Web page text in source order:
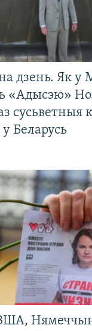
дзень. Як у
«Адысэю»
сусьветныя
Беларусь